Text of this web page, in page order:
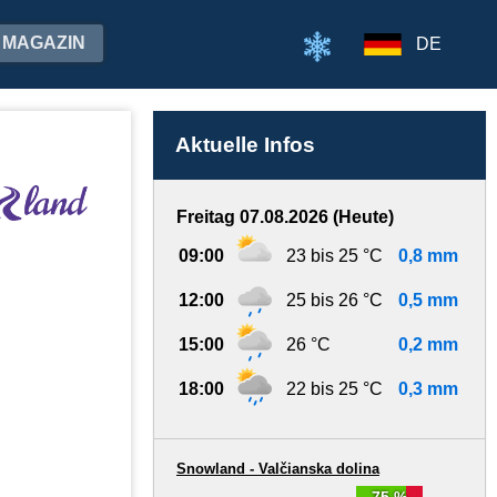
MAGAZIN DE
Aktuelle Infos
Freitag 07.08.2026 (Heute)
09:00 23 bis 25 °C 0,8 mm
12:00 25 bis 26 °C 0,5 mm
15:00 26 °C 0,2 mm
18:00 22 bis 25 °C 0,3 mm
Snowland - Valčianska dolina